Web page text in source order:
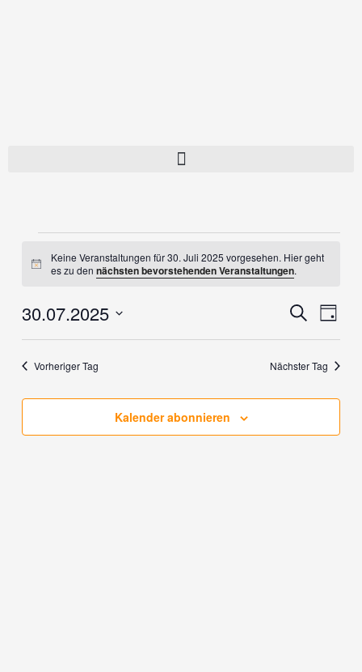
für
2025
Hinweis
Keine Veranstaltungen für 30. Juli 2025 vorgesehen. Hier geht
es zu den nächsten bevorstehenden Veranstaltungen.
Ansichten,
SucheTag
30.07.2025
Vorheriger Tag Nächster Tag
Kalender abonnieren